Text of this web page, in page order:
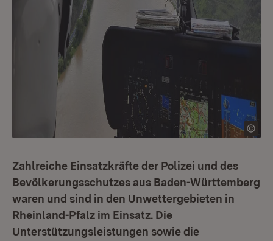
Zahlreiche Einsatzkräfte der Polizei und des
Bevölkerungsschutzes aus Baden-Württemberg
waren und sind in den Unwettergebieten in
Rheinland-Pfalz im Einsatz. Die
Unterstützungsleistungen sowie die